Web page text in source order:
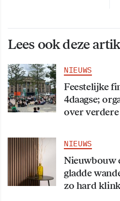
Lees ook deze
NIEUWS
Feestelijke
4daagse;
over
NIEUWS
Nieuwbouw
gladde
zo hard